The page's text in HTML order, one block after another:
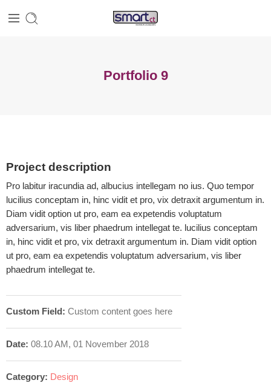
Portfolio 9
Project description
Pro labitur iracundia ad, albucius intellegam no ius. Quo tempor
lucilius conceptam in, hinc vidit et pro, vix detraxit argumentum in.
Diam vidit option ut pro, eam ea expetendis voluptatum
adversarium, vis liber phaedrum intellegat te. lucilius conceptam
in, hinc vidit et pro, vix detraxit argumentum in. Diam vidit option
ut pro, eam ea expetendis voluptatum adversarium, vis liber
phaedrum intellegat te.
Custom Field: Custom content goes here
Date: 08.10 AM, 01 November 2018
Category: Design